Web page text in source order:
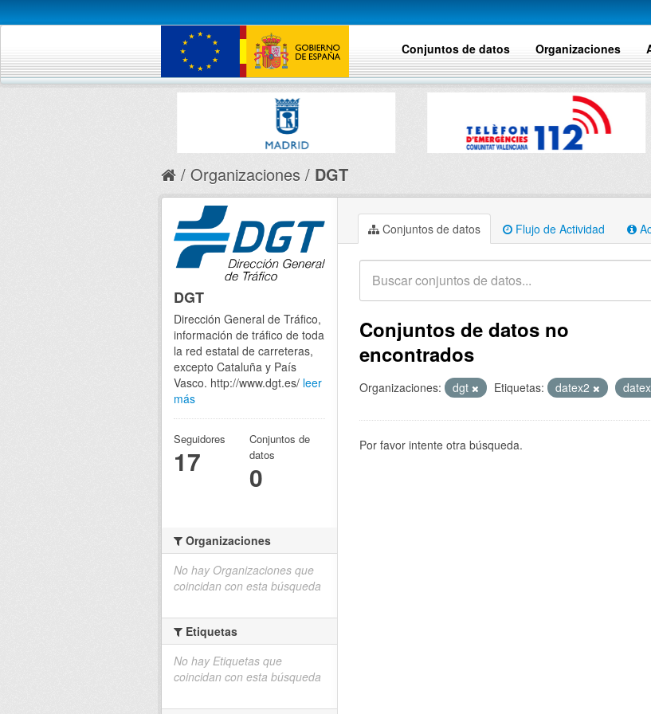
Conjuntos de datos Organizaciones
Organizaciones DGT
Conjuntos de datos Flujo de Actividad
Conjuntos de datos no
encontrados
Organizaciones: dgt Etiquetas: datex2
Por favor intente otra búsqueda.
DGT
Dirección General de Tráfico,
información de tráfico de toda
la red estatal de carreteras,
excepto Cataluña y País
Vasco. http://www.dgt.es/ leer
más
Seguidores
17
Conjuntos de
datos
0
Organizaciones
No hay Organizaciones que
coincidan con esta búsqueda
Etiquetas
No hay Etiquetas que
coincidan con esta búsqueda